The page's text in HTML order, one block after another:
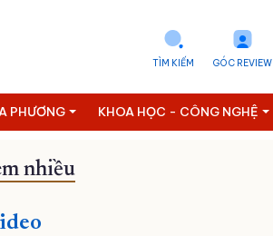
GÓC REVIEW
TÌM KIẾM
PHƯƠNG KHOA HỌC - CÔNG NGHỆ
nhiều